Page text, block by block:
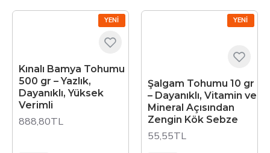
YENI
Kınalı Bamya Tohumu
500 gr – Yazlık,
Dayanıklı, Yüksek
Verimli
888,80TL
YENI
Şalgam Tohumu 10 gr
– Dayanıklı, Vitamin ve
Mineral Açısından
Zengin Kök Sebze
55,55TL